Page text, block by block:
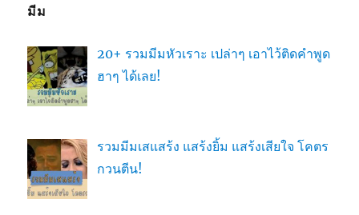
มีม
20+ รวมมีมหัวเราะ เปล่าๆ เอาไว้ติดคำพูด
ฮาๆ ได้เลย!
รวมมีมเสแสร้ง แสร้งยิ้ม แสร้งเสียใจ โคตร
กวนตีน!